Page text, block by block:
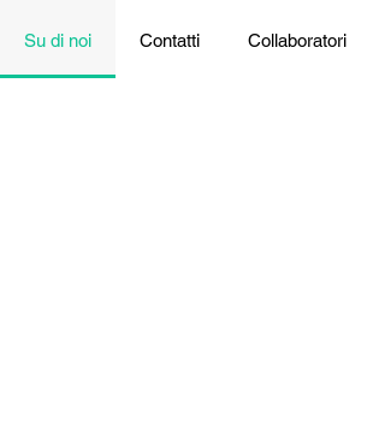
Su di noi Contatti Collaboratori